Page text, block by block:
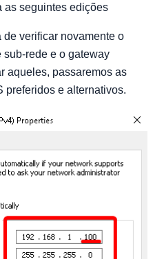
as seguintes edições
de verificar novamente o
sub-rede e o gateway
aqueles, passaremos as
preferidos e alternativos.